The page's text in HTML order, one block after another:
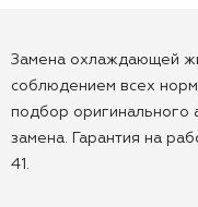
Замена охлаждающей
соблюдением всех
подбор оригинального
замена. Гарантия на
41.